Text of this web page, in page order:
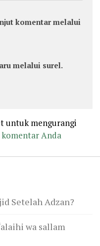
komentar melalui
melalui surel.
untuk mengurangi
komentar Anda
Setelah Adzan?
wa sallam